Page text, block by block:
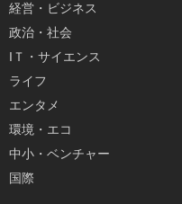
経営・ビジネス
政治・社会
IＴ・サイエンス
ライフ
エンタメ
環境・エコ
中小・ベンチャー
国際